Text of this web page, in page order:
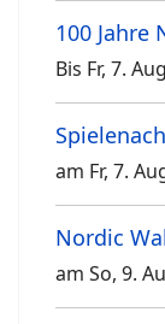
100 Jahre
Bis Fr, 7.
am Fr, 7.
Nordic
am So, 9.